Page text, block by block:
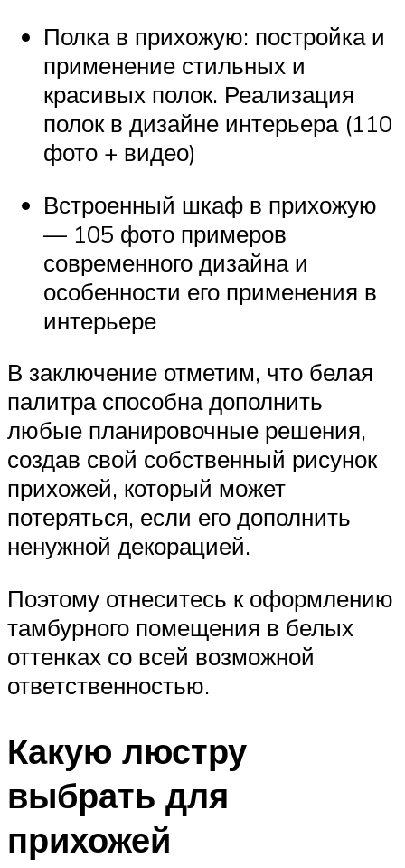
Полка в прихожую: постройка и
применение стильных и
красивых полок. Реализация
полок в дизайне интерьера (110
фото + видео)
Встроенный шкаф в прихожую
— 105 фото примеров
современного дизайна и
особенности его применения в
интерьере
В заключение отметим, что белая
палитра способна дополнить
любые планировочные решения,
создав свой собственный рисунок
прихожей, который может
потеряться, если его дополнить
ненужной декорацией.
Поэтому отнеситесь к оформлению
тамбурного помещения в белых
оттенках со всей возможной
ответственностью.
Какую люстру
выбрать для
прихожей